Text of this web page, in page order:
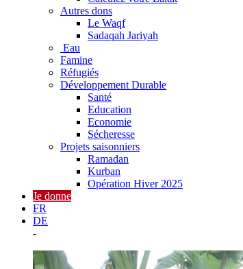
Autres dons
Le Waqf
Sadaqah Jariyah
Eau
Famine
Réfugiés
Développement Durable
Santé
Education
Economie
Sécheresse
Projets saisonniers
Ramadan
Kurban
Opération Hiver 2025
Je donne
FR
DE
-